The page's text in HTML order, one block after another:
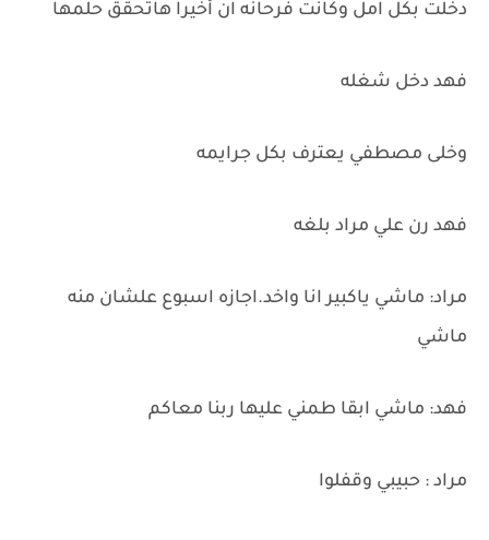
دخلت بكل امل وكانت فرحانه ان أخيرا هاتحقق حلمها
فهد دخل شغله
وخلى مصطفي يعترف بكل جرايمه
فهد رن علي مراد بلغه
مراد: ماشي ياكبير انا واخد.اجازه اسبوع علشان منه
ماشي
فهد: ماشي ابقا طمني عليها ربنا معاكم
مراد : حبيبي وقفلوا